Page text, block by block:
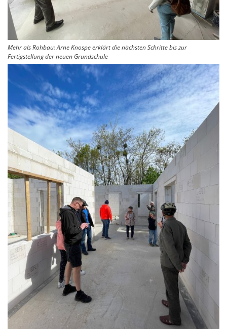
Mehr als Rohbau: Arne Knospe erklärt die nächsten Schritte bis zur
Fertigstellung der neuen Grundschule